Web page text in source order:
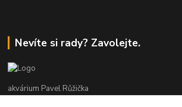
Nevíte si rady? Zavolejte.
akvárium Pavel Růžička